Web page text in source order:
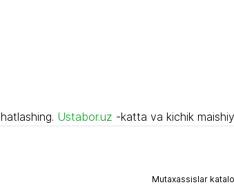
Ustabor.uz -katta va kichik
Mutaxassislar